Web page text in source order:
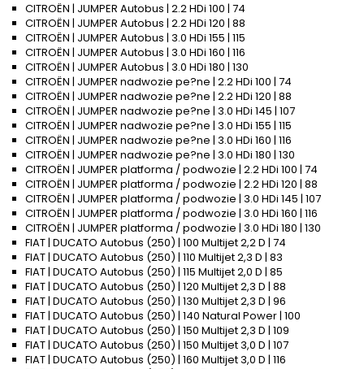
CITROËN | JUMPER Autobus | 2.2 HDi 100 | 74
CITROËN | JUMPER Autobus | 2.2 HDi 120 | 88
CITROËN | JUMPER Autobus | 3.0 HDi 155 | 115
CITROËN | JUMPER Autobus | 3.0 HDi 160 | 116
CITROËN | JUMPER Autobus | 3.0 HDi 180 | 130
CITROËN | JUMPER nadwozie pe?ne | 2.2 HDi 100 | 74
CITROËN | JUMPER nadwozie pe?ne | 2.2 HDi 120 | 88
CITROËN | JUMPER nadwozie pe?ne | 3.0 HDi 145 | 107
CITROËN | JUMPER nadwozie pe?ne | 3.0 HDi 155 | 115
CITROËN | JUMPER nadwozie pe?ne | 3.0 HDi 160 | 116
CITROËN | JUMPER nadwozie pe?ne | 3.0 HDi 180 | 130
CITROËN | JUMPER platforma / podwozie | 2.2 HDi 100 | 74
CITROËN | JUMPER platforma / podwozie | 2.2 HDi 120 | 88
CITROËN | JUMPER platforma / podwozie | 3.0 HDi 145 | 107
CITROËN | JUMPER platforma / podwozie | 3.0 HDi 160 | 116
CITROËN | JUMPER platforma / podwozie | 3.0 HDi 180 | 130
FIAT | DUCATO Autobus (250) | 100 Multijet 2,2 D | 74
FIAT | DUCATO Autobus (250) | 110 Multijet 2,3 D | 83
FIAT | DUCATO Autobus (250) | 115 Multijet 2,0 D | 85
FIAT | DUCATO Autobus (250) | 120 Multijet 2,3 D | 88
FIAT | DUCATO Autobus (250) | 130 Multijet 2,3 D | 96
FIAT | DUCATO Autobus (250) | 140 Natural Power | 100
FIAT | DUCATO Autobus (250) | 150 Multijet 2,3 D | 109
FIAT | DUCATO Autobus (250) | 150 Multijet 3,0 D | 107
FIAT | DUCATO Autobus (250) | 160 Multijet 3,0 D | 116